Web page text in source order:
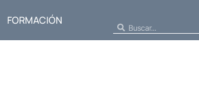
FORMACIÓN